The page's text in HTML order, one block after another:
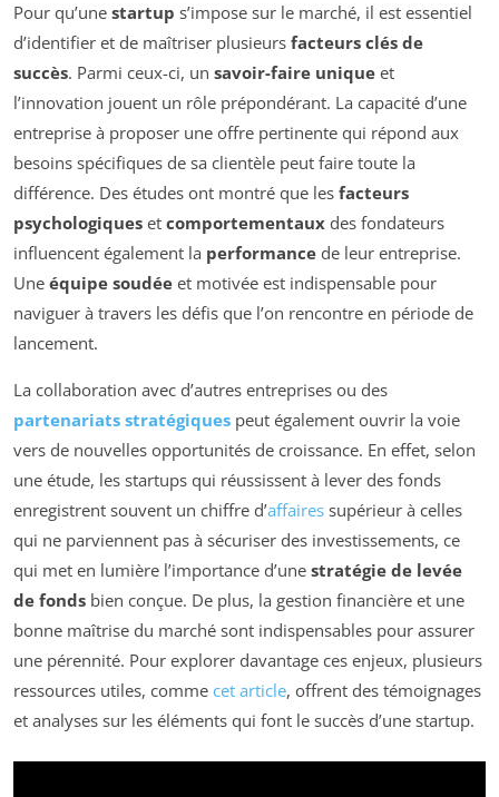
Pour qu’une startup s’impose sur le marché, il est essentiel
d’identifier et de maîtriser plusieurs facteurs clés de
succès. Parmi ceux-ci, un savoir-faire unique et
l’innovation jouent un rôle prépondérant. La capacité d’une
entreprise à proposer une offre pertinente qui répond aux
besoins spécifiques de sa clientèle peut faire toute la
différence. Des études ont montré que les facteurs
psychologiques et comportementaux des fondateurs
influencent également la performance de leur entreprise.
Une équipe soudée et motivée est indispensable pour
naviguer à travers les défis que l’on rencontre en période de
lancement.
La collaboration avec d’autres entreprises ou des
partenariats stratégiques peut également ouvrir la voie
vers de nouvelles opportunités de croissance. En effet, selon
une étude, les startups qui réussissent à lever des fonds
enregistrent souvent un chiffre d’affaires supérieur à celles
qui ne parviennent pas à sécuriser des investissements, ce
qui met en lumière l’importance d’une stratégie de levée
de fonds bien conçue. De plus, la gestion financière et une
bonne maîtrise du marché sont indispensables pour assurer
une pérennité. Pour explorer davantage ces enjeux, plusieurs
ressources utiles, comme cet article, offrent des témoignages
et analyses sur les éléments qui font le succès d’une startup.